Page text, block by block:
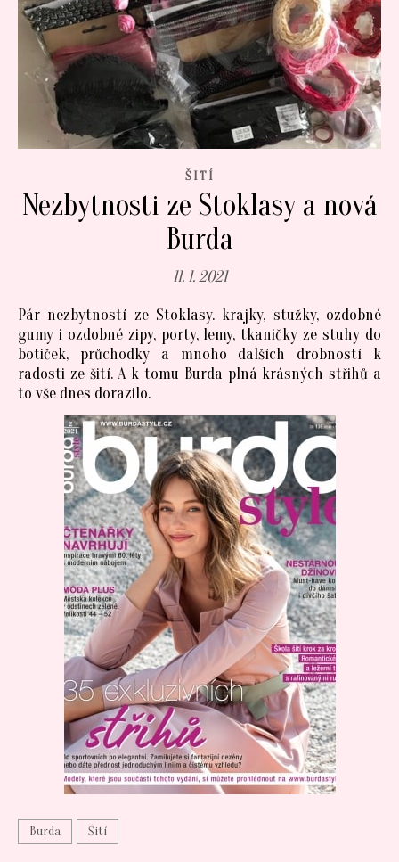
ŠITÍ
Nezbytnosti ze Stoklasy a nová
Burda
11. 1. 2021
Pár nezbytností ze Stoklasy. krajky, stužky, ozdobné
gumy i ozdobné zipy, porty, lemy, tkaničky ze stuhy do
botiček, průchodky a mnoho dalších drobností k
radosti ze šití. A k tomu Burda plná krásných střihů a
to vše dnes dorazilo.
Burda Šití